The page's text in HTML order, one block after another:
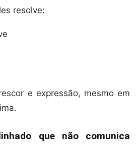
resolve:
e expressão, mesmo em
que não comunica